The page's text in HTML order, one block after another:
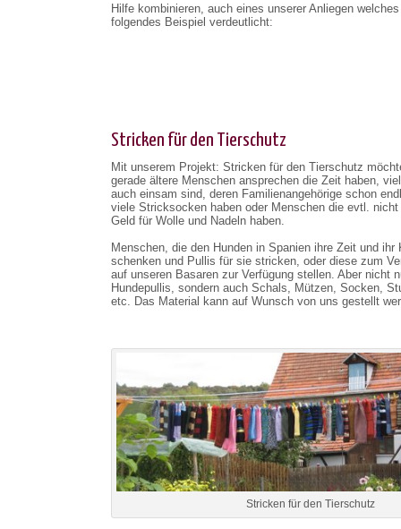
Hilfe kombinieren, auch eines unserer Anliegen welches
folgendes Beispiel verdeutlicht:
Stricken für den Tierschutz
Mit unserem Projekt: Stricken für den Tierschutz
gerade ältere Menschen ansprechen die Zeit haben,
auch einsam sind, deren Familienangehörige schon
viele Stricksocken haben oder Menschen die evtl. nicht
Geld für Wolle und Nadeln haben.
Menschen, die den Hunden in Spanien ihre Zeit und ihr
schenken und Pullis für sie stricken, oder diese zum
auf unseren Basaren zur Verfügung stellen. Aber nicht
Hundepullis, sondern auch Schals, Mützen, Socken,
etc. Das Material kann auf Wunsch von uns gestellt
Stricken für den Tierschutz